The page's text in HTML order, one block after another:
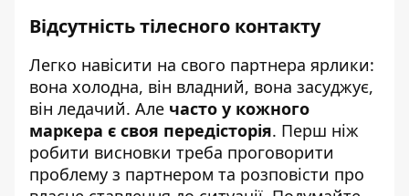
Відсутність тілесного контакту
Легко навісити на свого партнера ярлики:
вона холодна, він владний, вона засуджує,
він ледачий. Але часто у кожного
маркера є своя передісторія. Перш ніж
робити висновки треба проговорити
проблему з партнером та розповісти про